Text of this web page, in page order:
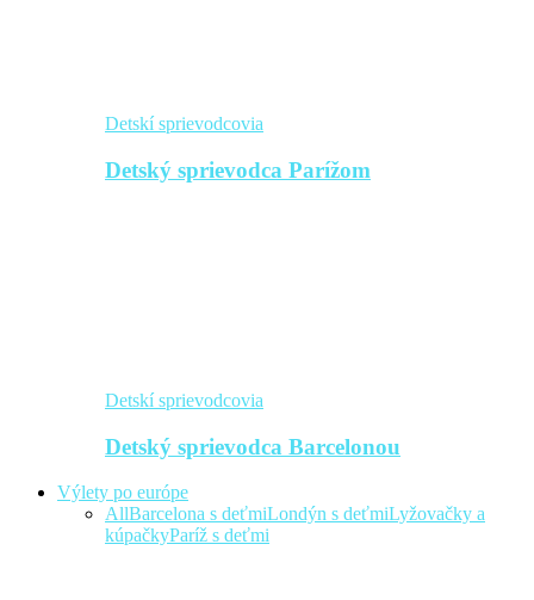
Detskí sprievodcovia
Detský sprievodca Parížom
Detskí sprievodcovia
Detský sprievodca Barcelonou
Výlety po európe
AllBarcelona s deťmiLondýn s deťmiLyžovačky a
kúpačkyParíž s deťmi